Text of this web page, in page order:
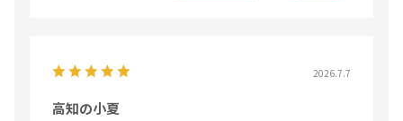
2026.7.7
高知の小夏